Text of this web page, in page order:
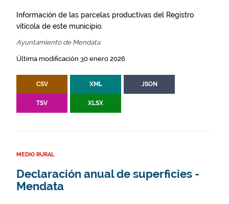
Información de las parcelas productivas del Registro
vitícola de este municipio.
Ayuntamiento de Mendata
Última modificación 30 enero 2026
CSV XML JSON
TSV XLSX
MEDIO RURAL
Declaración anual de superficies -
Mendata